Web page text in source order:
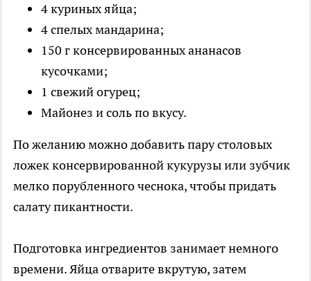
4 куриных яйца;
4 спелых мандарина;
150 г консервированных ананасов
кусочками;
1 свежий огурец;
Майонез и соль по вкусу.
По желанию можно добавить пару столовых
ложек консервированной кукурузы или зубчик
мелко порубленного чеснока, чтобы придать
салату пикантности.
Подготовка ингредиентов занимает немного
времени. Яйца отварите вкрутую, затем